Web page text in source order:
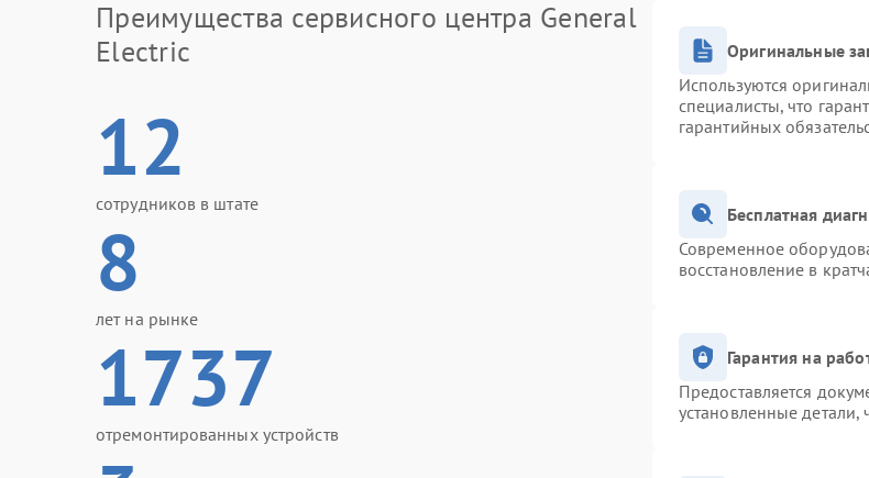
Преимущества сервисного центра General
Electric
12
сотрудников в штате
8
лет на рынке
1737
отремонтированных устройств
Оригинальные
Используются
специалисты, что
гарантийных
Бесплатная
Современное
восстановление в
Гарантия на
Предоставляется
установленные